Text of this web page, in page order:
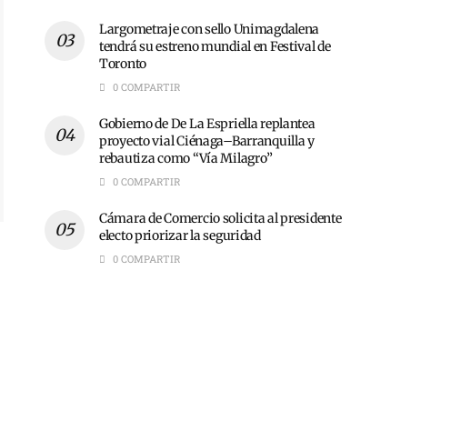
Largometraje con sello Unimagdalena
tendrá su estreno mundial en Festival de
Toronto
0 COMPARTIR
Gobierno de De La Espriella replantea
proyecto vial Ciénaga–Barranquilla y
rebautiza como “Vía Milagro”
0 COMPARTIR
Cámara de Comercio solicita al presidente
electo priorizar la seguridad
0 COMPARTIR